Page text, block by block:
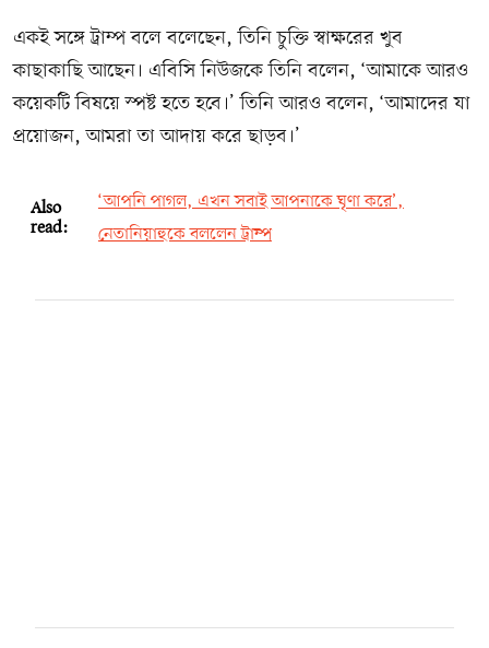
একই সঙ্গে ট্রাম্প বলে বলেছেন, তিনি চুক্তি স্বাক্ষরের খুব
কাছাকাছি আছেন। এবিসি নিউজকে তিনি বলেন, ‘আমাকে আরও
কয়েকটি বিষয়ে স্পষ্ট হতে হবে।’ তিনি আরও বলেন, ‘আমাদের যা
প্রয়োজন, আমরা তা আদায় করে ছাড়ব।’
Also
read:
‘আপনি পাগল, এখন সবাই আপনাকে ঘৃণা করে’,
নেতানিয়াহুকে বললেন ট্রাম্প